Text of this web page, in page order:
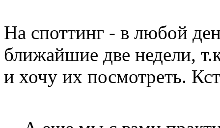
На споттинг - в любой
ближайшие две недели,
и хочу их посмотреть.